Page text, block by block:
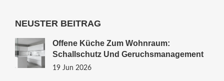
NEUSTER BEITRAG
Offene Küche Zum Wohnraum:
Schallschutz Und Geruchsmanagement
19 Jun 2026